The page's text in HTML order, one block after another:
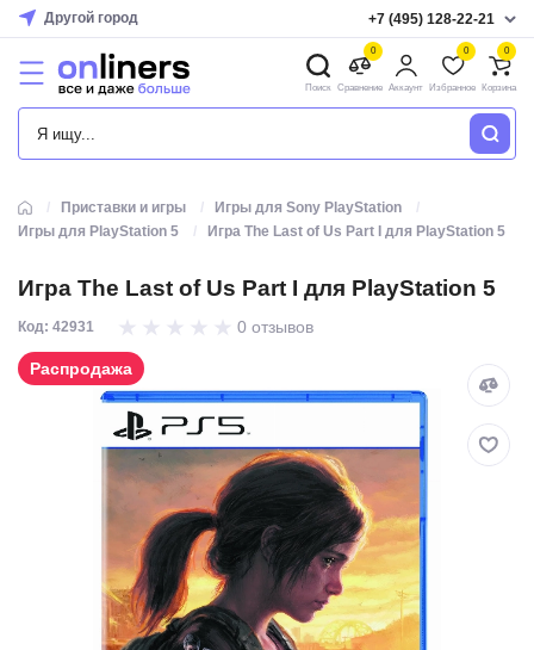
Другой город +7 (495) 128-22-21
КАТАЛОГ
Поиск
0
Сравнение Аккаунт
0
Избранное
0
Корзина
Приставки и игры
Игры для Sony PlayStation
Игры для PlayStation 5
Игра The Last of Us Part I для PlayStation 5
Игра The Last of Us Part I для PlayStation 5
Код: 42931 0 отзывов
Распродажа